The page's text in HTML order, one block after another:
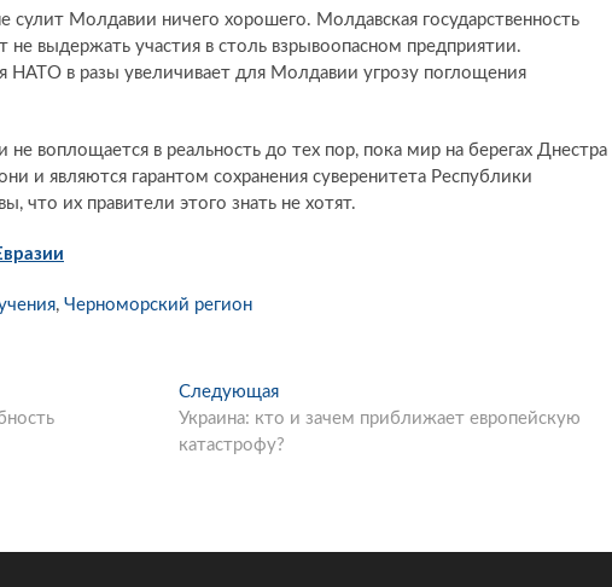
Молдавии ничего хорошего. Молдавская государственность
не выдержать участия в столь взрывоопасном предприятии.
в разы увеличивает для Молдавии угрозу поглощения
воплощается в реальность до тех пор, пока мир на берегах Днестра
и являются гарантом сохранения суверенитета Республики
их правители этого знать не хотят.
, Черноморский регион
Следующая
л
е
щ
Украина: кто и зачем приближает европейскую
катастрофу?